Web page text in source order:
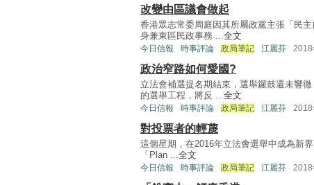
改變由區議會做起
香港眾志常委周庭因其所屬政黨主張「民
身兼東區民政事務 ...全文
今日信報 時事評論 政局筆記 江麗芬 2018
政治窄路如何愛國?
立法會補選提名期結束，選舉鑼鼓還未響
的選舉工程，將反 ...全文
今日信報 時事評論 政局筆記 江麗芬 2018
對投票者的輕蔑
這個星期，在2016年立法會選舉中成為新
「Plan ...全文
今日信報 時事評論 政局筆記 江麗芬 2018